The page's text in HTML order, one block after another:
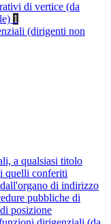
di vertice (da
1
(dirigenti non
a qualsiasi titolo
quelli conferiti
di indirizzo
pubbliche di
posizione